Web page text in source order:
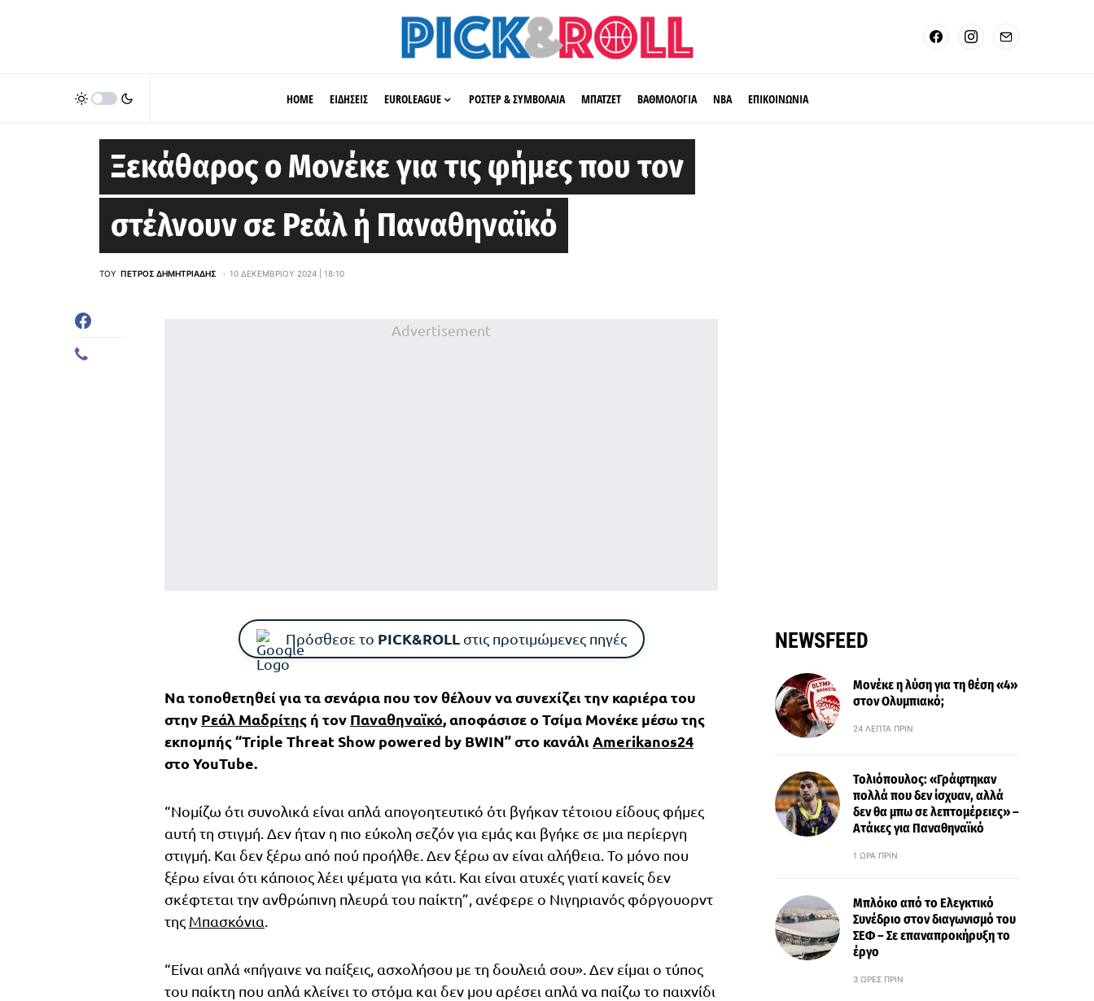
HOME ΕΙΔΗΣΕΙΣ EUROLEAGUE ΡΟΣΤΕΡ & ΣΥΜΒΟΛΑΙΑ ΜΠΑΤΖΕΤ ΒΑΘΜΟΛΟΓΙΑ ΝΒΑ ΕΠΙΚΟΙΝΩΝΙΑ
Ξεκάθαρος ο Μονέκε για τις φήμες που τον
στέλνουν σε Ρεάλ ή Παναθηναϊκό
ΤΟΥ ΠΈΤΡΟΣ ΔΗΜΗΤΡΙΆΔΗΣ 10 ΔΕΚΕΜΒΡΊΟΥ 2024 | 18:10
Advertisement
Πρόσθεσε το PICK&ROLLστις προτιμώμενες πηγές
Να τοποθετηθεί για τα σενάρια που τον θέλουν να συνεχίζει την καριέρα του
στην Ρεάλ Μαδρίτης ή τον Παναθηναϊκό, αποφάσισε ο Τσίμα Μονέκε μέσω της
εκπομπής “Triple Threat Show powered by BWIN” στο κανάλιAmerikanos24
στο YouTube.
“Νομίζω ότι συνολικά είναι απλά απογοητευτικό ότι βγήκαν τέτοιου είδους φήμες
αυτή τη στιγμή. Δεν ήταν η πιο εύκολη σεζόν για εμάς και βγήκε σε μια περίεργη
στιγμή. Και δεν ξέρω από πού προήλθε. Δεν ξέρω αν είναι αλήθεια. Το μόνο που
ξέρω είναι ότι κάποιος λέει ψέματα για κάτι. Και είναι ατυχές γιατί κανείς δεν
σκέφτεται την ανθρώπινη πλευρά του παίκτη”, ανέφερε ο Νιγηριανός φόργουορντ
της Μπασκόνια.
“Είναι απλά «πήγαινε να παίξεις, ασχολήσου με τη δουλειά σου». Δεν είμαι ο τύπος
του παίκτη που απλά κλείνει το στόμα και δεν μου αρέσει απλά να παίζω το παιχνίδι
NEWSFEED
Μονέκε η λύση για τη θέση «4»
στον Ολυμπιακό;
24 ΛΕΠΤΆ ΠΡΙΝ
Τολιόπουλος: «Γράφτηκαν
πολλά που δεν ίσχυαν, αλλά
δεν θα μπω σε λεπτομέρειες» –
Ατάκες για Παναθηναϊκό
1 ΏΡΑ ΠΡΙΝ
Μπλόκο από το Ελεγκτικό
Συνέδριο στον διαγωνισμό του
ΣΕΦ – Σε επαναπροκήρυξη το
έργο
3 ΏΡΕΣ ΠΡΙΝ